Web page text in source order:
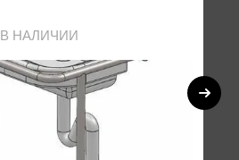
В НАЛИЧИИ